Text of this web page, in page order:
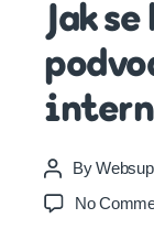
Jak
Post
author
By
No